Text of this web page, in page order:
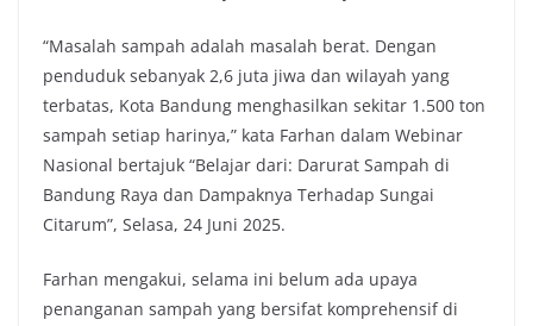
“Masalah sampah adalah masalah berat. Dengan
penduduk sebanyak 2,6 juta jiwa dan wilayah yang
terbatas, Kota Bandung menghasilkan sekitar 1.500 ton
sampah setiap harinya,” kata Farhan dalam Webinar
Nasional bertajuk “Belajar dari: Darurat Sampah di
Bandung Raya dan Dampaknya Terhadap Sungai
Citarum”, Selasa, 24 Juni 2025.
Farhan mengakui, selama ini belum ada upaya
penanganan sampah yang bersifat komprehensif di